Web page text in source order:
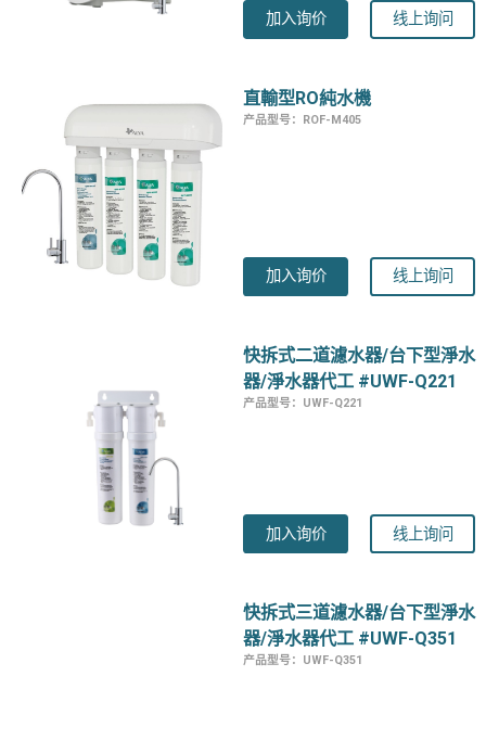
加入询价 线上询问
直輸型RO純水機
产品型号：ROF-M405
加入询价 线上询问
快拆式二道濾水器/台下型淨水
器/淨水器代工 #UWF-Q221
产品型号：UWF-Q221
加入询价 线上询问
快拆式三道濾水器/台下型淨水
器/淨水器代工 #UWF-Q351
产品型号：UWF-Q351